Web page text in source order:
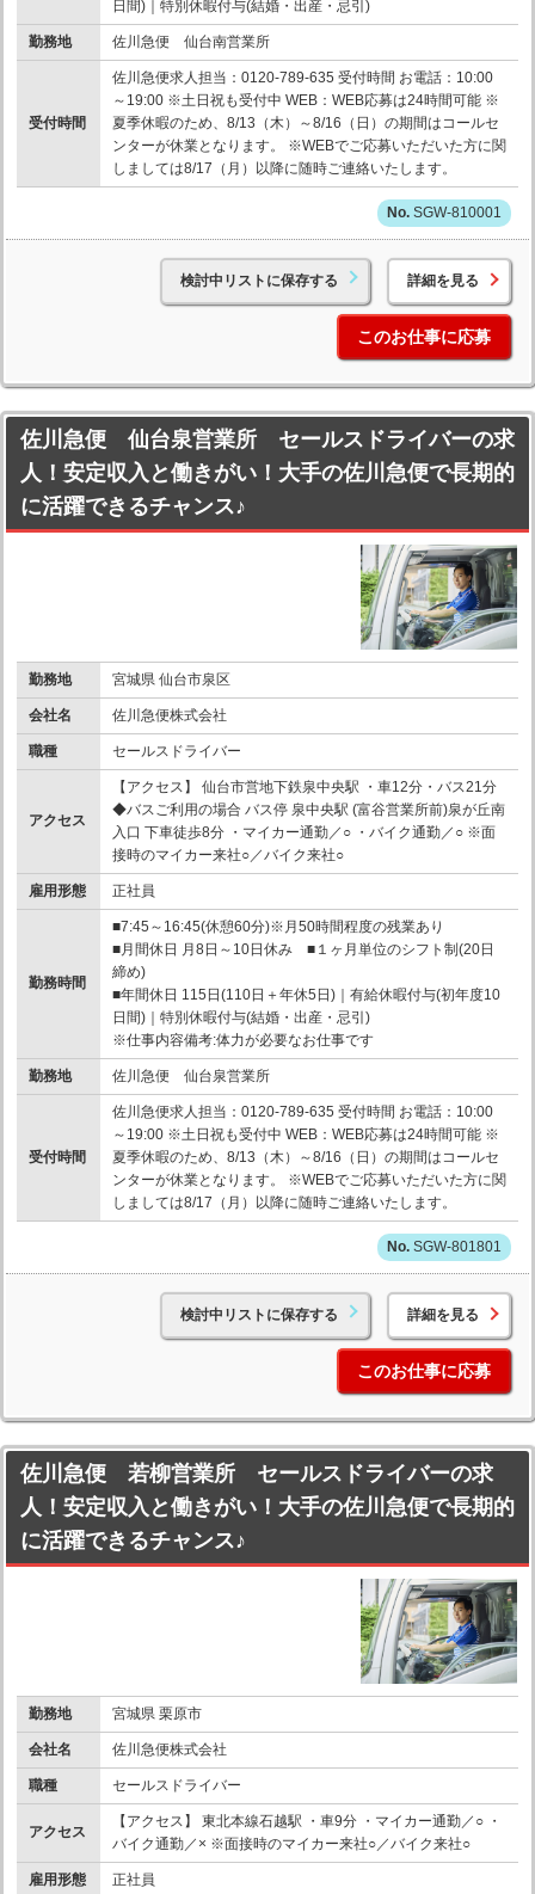
日間)｜特別休暇付与(結婚・出産・忌引)
勤務地 佐川急便 仙台南営業所
受付時間
佐川急便求人担当：0120-789-635 受付時間 お電話：10:00
～19:00 ※土日祝も受付中 WEB：WEB応募は24時間可能 ※
夏季休暇のため、8/13（木）～8/16（日）の期間はコールセ
ンターが休業となります。 ※WEBでご応募いただいた方に関
しましては8/17（月）以降に随時ご連絡いたします。
SGW-810001
検討中リストに保存する 詳細を見る
このお仕事に応募
佐川急便 仙台泉営業所 セールスドライバーの求
人！安定収入と働きがい！大手の佐川急便で長期的
に活躍できるチャンス♪
勤務地 宮城県 仙台市泉区
会社名 佐川急便株式会社
職種 セールスドライバー
アクセス
【アクセス】 仙台市営地下鉄泉中央駅 ・車12分・バス21分
◆バスご利用の場合 バス停 泉中央駅 (富谷営業所前)泉が丘南
入口 下車徒歩8分 ・マイカー通勤／○ ・バイク通勤／○ ※面
接時のマイカー来社○／バイク来社○
雇用形態 正社員
勤務時間
■7:45～16:45(休憩60分)※月50時間程度の残業あり
■月間休日 月8日～10日休み ■１ヶ月単位のシフト制(20日
締め)
■年間休日 115日(110日＋年休5日)｜有給休暇付与(初年度10
日間)｜特別休暇付与(結婚・出産・忌引)
※仕事内容備考:体力が必要なお仕事です
勤務地 佐川急便 仙台泉営業所
受付時間
佐川急便求人担当：0120-789-635 受付時間 お電話：10:00
～19:00 ※土日祝も受付中 WEB：WEB応募は24時間可能 ※
夏季休暇のため、8/13（木）～8/16（日）の期間はコールセ
ンターが休業となります。 ※WEBでご応募いただいた方に関
しましては8/17（月）以降に随時ご連絡いたします。
SGW-801801
検討中リストに保存する 詳細を見る
このお仕事に応募
佐川急便 若柳営業所 セールスドライバーの求
人！安定収入と働きがい！大手の佐川急便で長期的
に活躍できるチャンス♪
勤務地 宮城県 栗原市
会社名 佐川急便株式会社
職種 セールスドライバー
アクセス
【アクセス】 東北本線石越駅 ・車9分 ・マイカー通勤／○ ・
バイク通勤／× ※面接時のマイカー来社○／バイク来社○
雇用形態 正社員